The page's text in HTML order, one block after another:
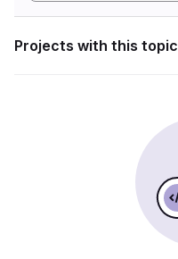
Projects with this topic